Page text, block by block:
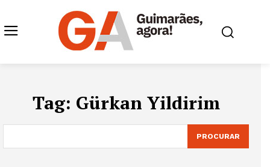
Tag: Gürkan Yildirim
PROCURAR